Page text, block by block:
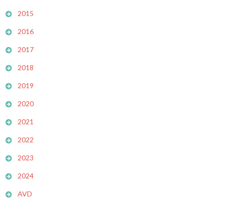
2015
2016
2017
2018
2019
2020
2021
2022
2023
2024
AVD